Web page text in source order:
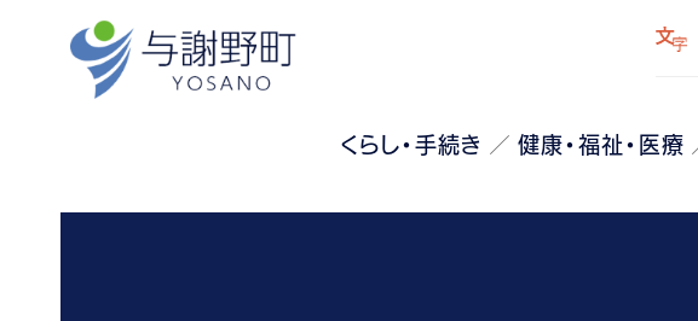
くらし・手続き 健康・福祉・医療